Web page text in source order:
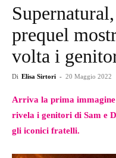
prequel
volta i
Di Elisa Sirtori - 20 Maggio 2022
Arriva la prima immagine
rivela i genitori di Sam e
gli iconici fratelli.